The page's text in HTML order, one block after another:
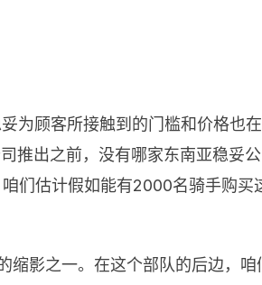
为顾客所接触到的门槛和价格也
推出之前，没有哪家东南亚稳妥
们估计假如能有2000名骑手购
缩影之一。在这个部队的后边，